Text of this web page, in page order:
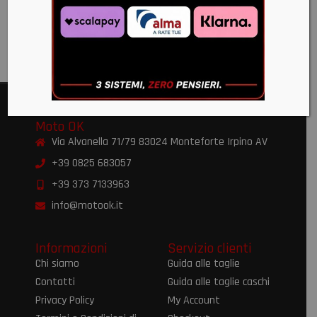
€359,99
€330,00
Moto OK
Via Alvanella 71/79 83024 Monteforte Irpino AV
+39 0825 683057
+39 373 7133963
info@motook.it
Informazioni
Chi siamo
Contatti
Privacy Policy
Servizio clienti
Guida alle taglie
Guida alle taglie caschi
My Account